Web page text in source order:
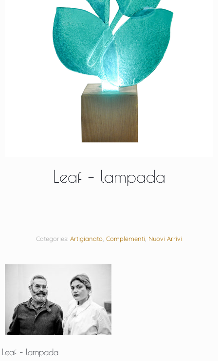
Leaf – lampada
Categories: Artigianato Complementi Nuovi Arrivi
Leaf – lampada